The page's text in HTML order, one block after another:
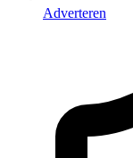
Adverteren